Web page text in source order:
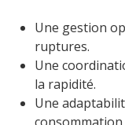
Une gestion
ruptures.
Une
la rapidité.
Une